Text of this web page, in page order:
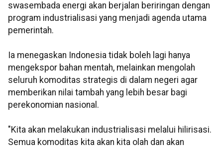
swasembada energi akan berjalan beriringan dengan
program industrialisasi yang menjadi agenda utama
pemerintah.
Ia menegaskan Indonesia tidak boleh lagi hanya
mengekspor bahan mentah, melainkan mengolah
seluruh komoditas strategis di dalam negeri agar
memberikan nilai tambah yang lebih besar bagi
perekonomian nasional.
"Kita akan melakukan industrialisasi melalui hilirisasi.
Semua komoditas kita akan kita olah dan akan